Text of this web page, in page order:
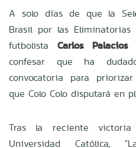
A solo días de que la
Brasil por las
futbolista Carlos Palacios
confesar que ha
convocatoria para
que Colo Colo disputará en
Tras la reciente
Universidad Católica,